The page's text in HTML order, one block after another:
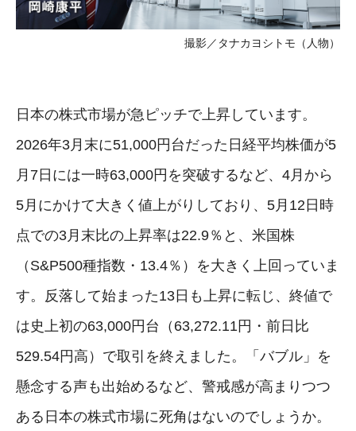
撮影／タナカヨシトモ（人物）
日本の株式市場が急ピッチで上昇しています。
2026年3月末に51,000円台だった日経平均株価が5
月7日には一時63,000円を突破するなど、4月から
5月にかけて大きく値上がりしており、5月12日時
点での3月末比の上昇率は22.9％と、米国株
（S&P500種指数・13.4％）を大きく上回っていま
す。反落して始まった13日も上昇に転じ、終値で
は史上初の63,000円台（63,272.11円・前日比
529.54円高）で取引を終えました。「バブル」を
懸念する声も出始めるなど、警戒感が高まりつつ
ある日本の株式市場に死角はないのでしょうか。